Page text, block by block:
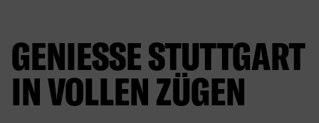
GENIESSE STUTTGART I
N VOLLEN ZÜGEN